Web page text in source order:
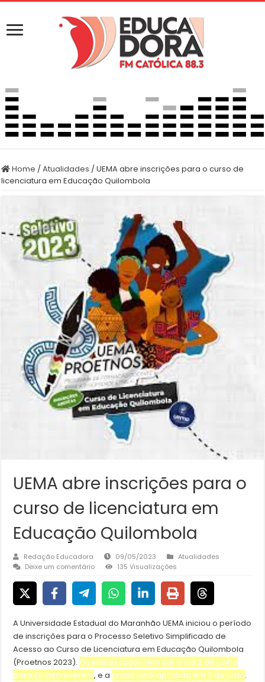
Home /Atualidades /UEMA abre inscrições para o curso de
licenciatura em Educação Quilombola
UEMA abre inscrições para o
curso de licenciatura em
Educação Quilombola
Redação Educadora 09/05/2023
Atualidades
Deixe um comentário
135 Visualizações
A Universidade Estadual do Maranhão UEMA iniciou o período
de inscrições para o Processo Seletivo Simplificado de
Acesso ao Curso de Licenciatura em Educação Quilombola
(Proetnos 2023). Os interessados têm até o dia 2 de junho
para se inscreverem, e a prova será aplicada em 2 de julho.